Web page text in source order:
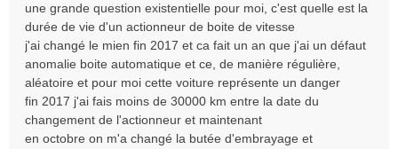
une grande question existentielle pour moi, c'est quelle est la
durée de vie d'un actionneur de boite de vitesse
j'ai changé le mien fin 2017 et ca fait un an que j'ai un défaut
anomalie boite automatique et ce, de manière régulière,
aléatoire et pour moi cette voiture représente un danger
fin 2017 j'ai fais moins de 30000 km entre la date du
changement de l'actionneur et maintenant
en octobre on m'a changé la butée d'embrayage et